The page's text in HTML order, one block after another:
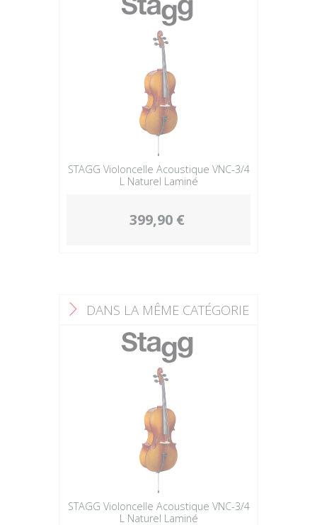
STAGG Violoncelle Acoustique VNC-3/4
L Naturel Laminé
399,90 €
F DANS LA MÊME CATÉGORIE
STAGG Violoncelle Acoustique VNC-3/4
L Naturel Laminé